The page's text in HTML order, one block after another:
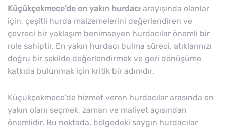
Küçükçekmece’de en yakın hurdacı arayışında olanlar
için, çeşitli hurda malzemelerini değerlendiren ve
çevreci bir yaklaşım benimseyen hurdacılar önemli bir
role sahiptir. En yakın hurdacı bulma süreci, atıklarınızı
doğru bir şekilde değerlendirmek ve geri dönüşüme
katkıda bulunmak için kritik bir adımdır.
Küçükçekmece’de hizmet veren hurdacılar arasında en
yakın olanı seçmek, zaman ve maliyet açısından
önemlidir. Bu noktada, bölgedeki saygın hurdacılar